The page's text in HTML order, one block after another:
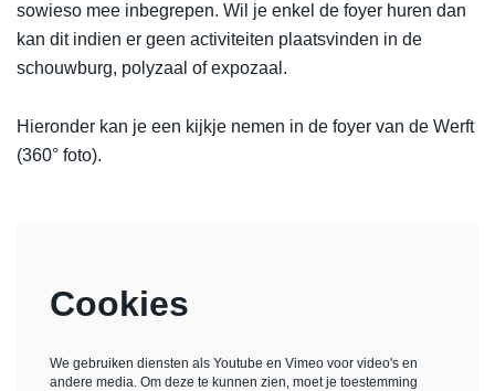
sowieso mee inbegrepen. Wil je enkel de foyer huren dan
kan dit indien er geen activiteiten plaatsvinden in de
schouwburg, polyzaal of expozaal.
Hieronder kan je een kijkje nemen in de foyer van de Werft
(360° foto).
Cookies
We gebruiken diensten als Youtube en Vimeo voor video's en
andere media. Om deze te kunnen zien, moet je toestemming